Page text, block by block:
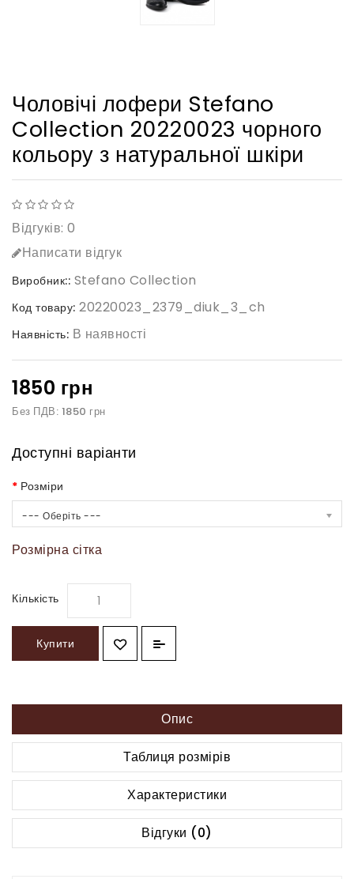
Чоловічі лофери Stefano
Collection 20220023 чорного
кольору з натуральної шкіри
Відгуків: 0
Написати відгук
Виробник:: Stefano Collection
Код товару: 20220023_2379_diuk_3_ch
Наявність: В наявності
1850 грн
Без ПДВ: 1850 грн
Доступні варіанти
Розміри
--- Оберіть ---
Розмірна сітка
Кількість
Купити
Опис
Таблиця розмірів
Характеристики
Відгуки (0)